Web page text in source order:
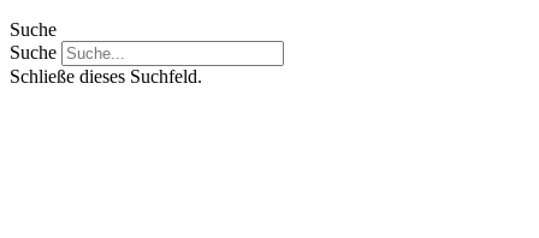
Suche
Suche
Schließe dieses Suchfeld.